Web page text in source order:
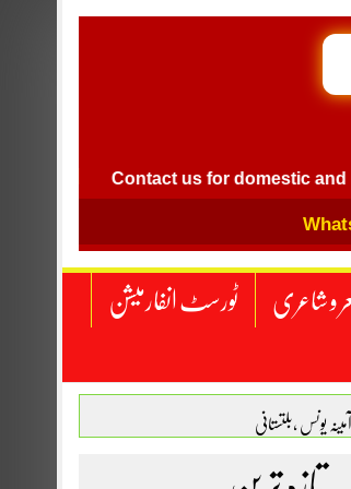
Contact us for domestic and
و شاعری ٹورسٹ انفارمیشن
یونس ،بلتستانی